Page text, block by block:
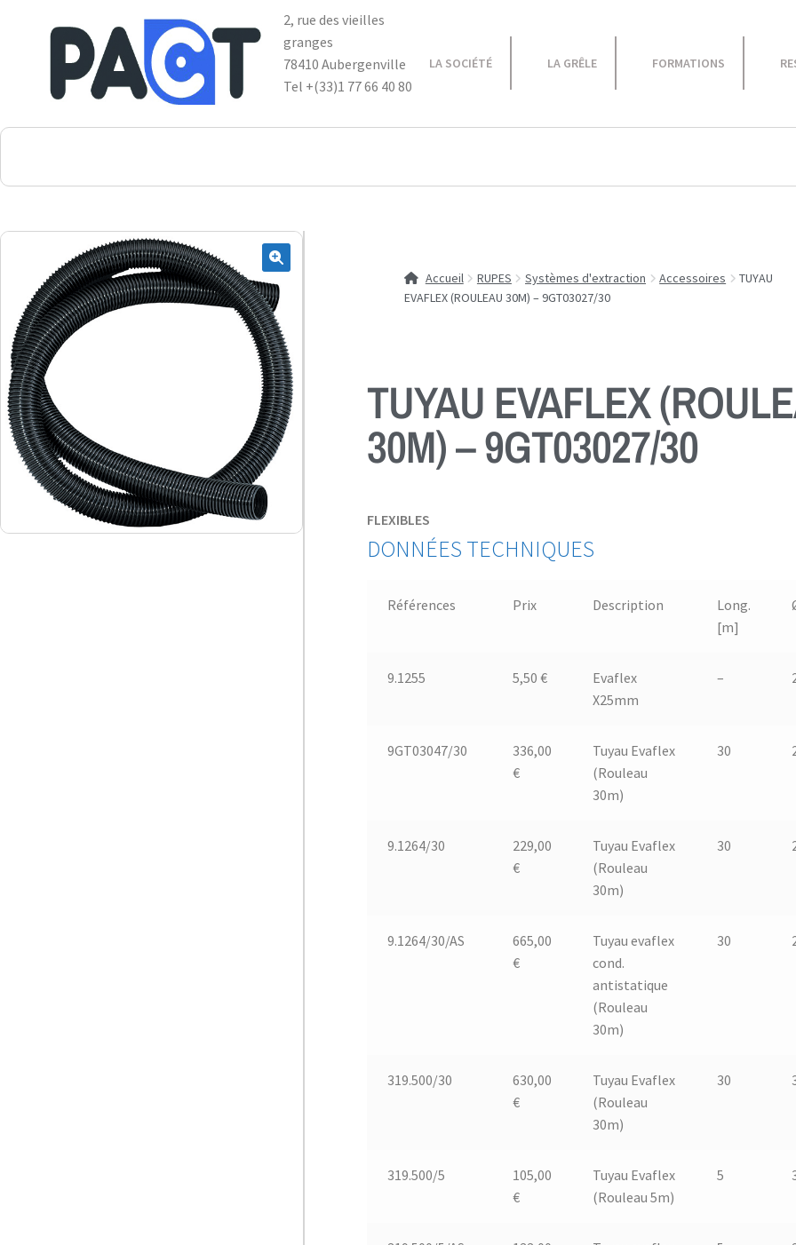
2, rue des vieilles
granges
78410 Aubergenville
Tel +(33)1 77 66 40 80
LA SOCIÉTÉ LA GRÊLE FORMATIONS
Accueil RUPES Systèmes d'extraction Accessoires
TUYAU
EVAFLEX (ROULEAU 30M) – 9GT03027/30
TUYAU EVAFLEX
30M) – 9GT03027/30
FLEXIBLES
DONNÉES TECHNIQUES
Références Prix Description
Long.
[m]
9.1255 5,50 €
Evaflex
X25mm
–
9GT03047/30
336,00
€
Tuyau Evaflex
(Rouleau
30m)
30
9.1264/30
229,00
€
Tuyau Evaflex
(Rouleau
30m)
30
9.1264/30/AS
665,00
€
Tuyau evaflex
cond.
antistatique
(Rouleau
30m)
30
319.500/30
630,00
€
Tuyau Evaflex
(Rouleau
30m)
30
319.500/5
105,00
€
Tuyau Evaflex
(Rouleau 5m)
5